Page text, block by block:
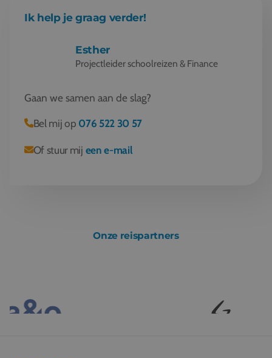
Ik help je graag verder!
Esther
Projectleider schoolreizen & Finance
Gaan we samen aan de slag?
Bel mij op 076 522 30 57
Of stuur mij een e-mail
Onze reispartners